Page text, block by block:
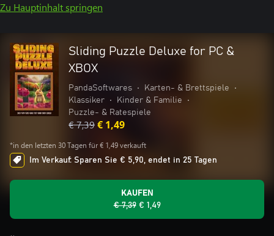
Zu Hauptinhalt springen
Sliding Puzzle Deluxe for PC &
XBOX
PandaSoftwares • Karten- & Brettspiele
•
Klassiker
• Kinder & Familie
•
Puzzle- & Ratespiele
€ 7,39€ 1,49
*in den letzten 30 Tagen für € 1,49 verkauft
Im Verkauf: Sparen Sie € 5,90, endet in 25 Tagen
KAUFEN
€ 7,39 € 1,49